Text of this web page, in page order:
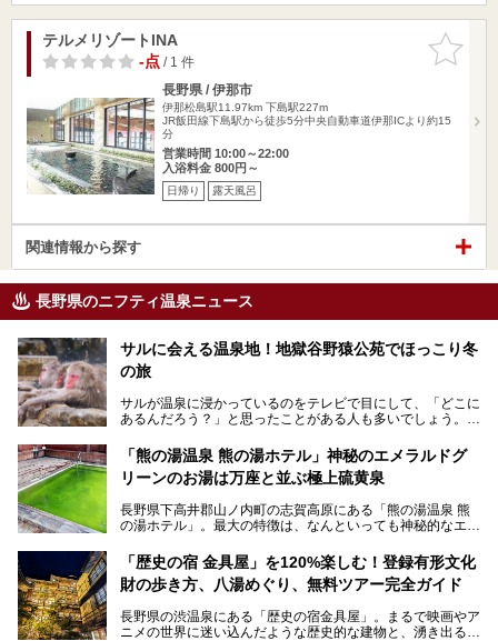
お気に入
りに追加
テルメリゾートINA
-点/ 1 件
長野県 / 伊那市
伊那松島駅11.97km 下島駅227m
JR飯田線下島駅から徒歩5分中央自動車道伊那ICより約15
分
営業時間 10:00～22:00
入浴料金 800円～
日帰り 露天風呂
関連情報から探す
長野県のニフティ温泉ニュース
サルに会える温泉地！地獄谷野猿公苑でほっこり冬
の旅
サルが温泉に浸かっているのをテレビで目にして、「どこに
あるんだろう？」と思ったことがある人も多いでしょう。
この微笑ましい光景は、長野県にある「地獄谷野猿公苑」で
見られるもので、野生のサルが雪景色の中で温泉に浸かる姿
を間近で観察できます。
本記事では、地獄谷野猿公苑の魅力や見どころ、サルと温泉
との関係性、地獄谷周辺の観光スポットについて紹介しま
ので、野生のサルを観察する貴重な自然体験と温泉をあわせ
て楽しみたい人は、ぜひ参考にしてください。
「熊の湯温泉 熊の湯ホテル」神秘のエメラルドグ
リーンのお湯は万座と並ぶ極上硫黄泉
長野県下高井郡山ノ内町の志賀高原にある「熊の湯温泉 熊
の湯ホテル」。最大の特徴は、なんといっても神秘的なエメ
リピートするファンも多い温泉です。冬はスキーと一緒に楽
しみたい極上の温泉を紹介します。
「歴史の宿 金具屋」を120%楽しむ！登録有形文化
財の歩き方、八湯めぐり、無料ツアー完全ガイド
長野県の渋温泉にある「歴史の宿金具屋」。まるで映画やア
ニメの世界に迷い込んだような歴史的な建物と、湧き出る温